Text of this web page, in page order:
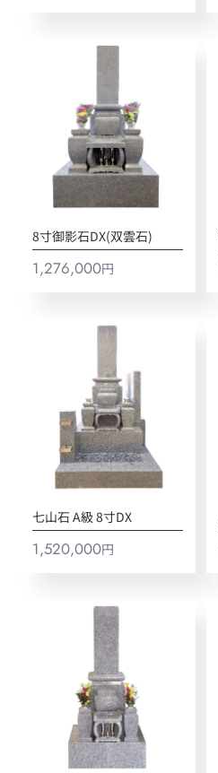
8寸御影石DX(双雲石)
1,276,000円
七山石 A級 8寸DX
1,520,000円